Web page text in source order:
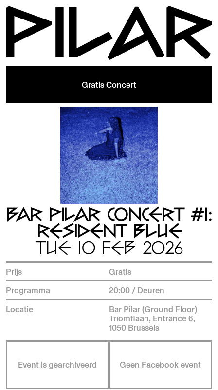
Gratis Concert
BAR PILAR CONCERT #1:
RESIDENT BLUE
TUE 10 FEB 2026
Prijs
Gratis
Programma
20:00 / Deuren
Locatie
Bar Pilar (Ground Floor)
Triomflaan, Entrance 6,
1050 Brussels
Event is gearchiveerd Geen Facebook event